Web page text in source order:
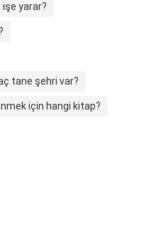
yarar?
tane şehri var?
için hangi kitap?